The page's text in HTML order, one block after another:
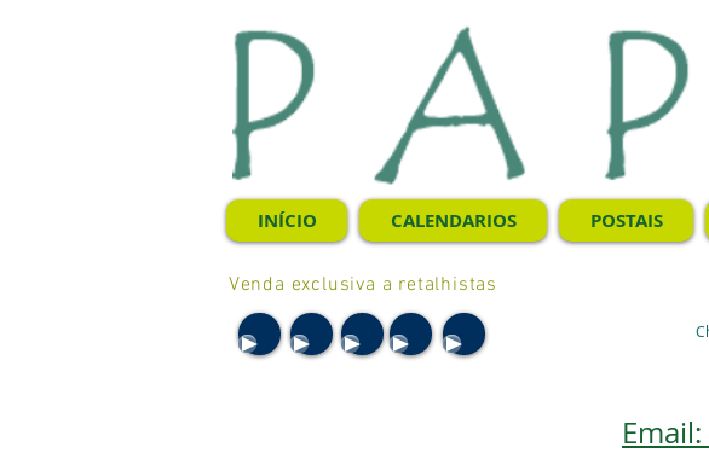
INÍCIO CALENDARIOS POSTAIS
Venda exclusiva a retalhistas